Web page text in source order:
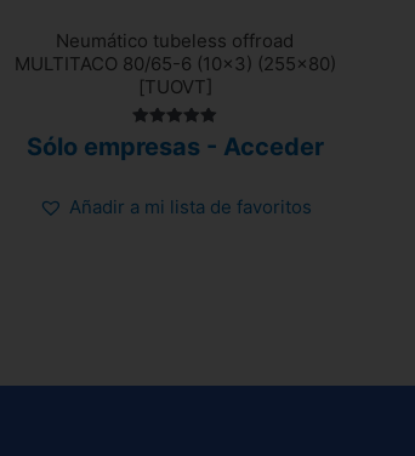
Neumático tubeless offroad
MULTITACO 80/65-6 (10×3) (255×80)
[TUOVT]
con
Sólo empresas - Acceder
Añadir a mi lista de favoritos